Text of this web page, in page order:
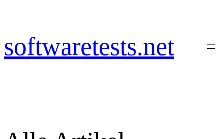
springen
softwaretests.net